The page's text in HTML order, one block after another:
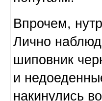
Впрочем,
Лично
шиповник
и
накинулись